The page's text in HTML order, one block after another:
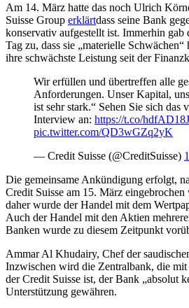
Am 14. März hatte das noch Ulrich
Suisse Group erklärtdass seine Bank
konservativ aufgestellt ist. Immerhin gab
Tag zu, dass sie „materielle Schwächen“
ihre schwächste Leistung seit der
Wir erfüllen und übertreffen alle
Anforderungen. Unser Kapital,
ist sehr stark.“ Sehen Sie sich das
Interview an: https://t.co/
pic.twitter.com/QD3wGZq2yK
— Credit Suisse (@CreditSuisse)
Die gemeinsame Ankündigung erfolgt,
Credit Suisse am 15. März eingebrochen
daher wurde der Handel mit dem
Auch der Handel mit den Aktien
Banken wurde zu diesem Zeitpunkt
Ammar Al Khudairy, Chef der
Inzwischen wird die Zentralbank, die
der Credit Suisse ist, der Bank „absolut
Unterstützung gewähren.